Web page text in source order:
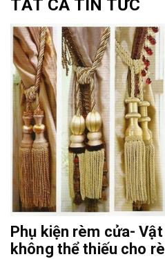
TẤT CẢ TIN TỨC
Phụ kiện rèm cửa-
không thể thiếu cho